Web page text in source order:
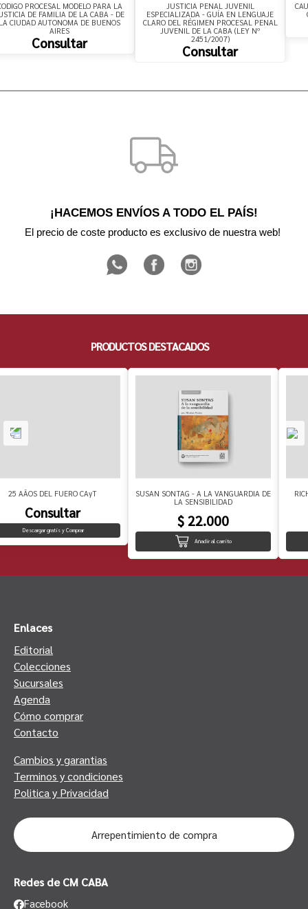
PROCESAL MODELO PARA LA
DE FAMILIA DE LA CABA - DE
CIUDAD AUTONOMA DE BUENOS
AIRES
Consultar
JUSTICIA PENAL JUVENIL
ESPECIALIZADA - GUÍA EN LENGUAJE
CLARO DEL RÉGIMEN PROCESAL PENAL
JUVENIL DE LA CABA (LEY Nº
2451/2007)
Consultar
¡HACEMOS ENVÍOS A TODO EL PAÍS!
El precio de coste producto es exclusivo de nuestra web!
PRODUCTOS DESTACADOS
25 AÃOS DEL FUERO CAyT
Consultar
Descargar gratis y Comprar
SUSAN SONTAG - A LA VANGUARDIA DE
LA SENSIBILIDAD
$ 22.000
Añadir al carrito
Enlaces
Editorial
Colecciones
Sucursales
Agenda
Cómo comprar
Contacto
Cambios y garantias
Terminos y condiciones
Politica y Privacidad
Arrepentimiento de compra
Redes de CM CABA
Facebook